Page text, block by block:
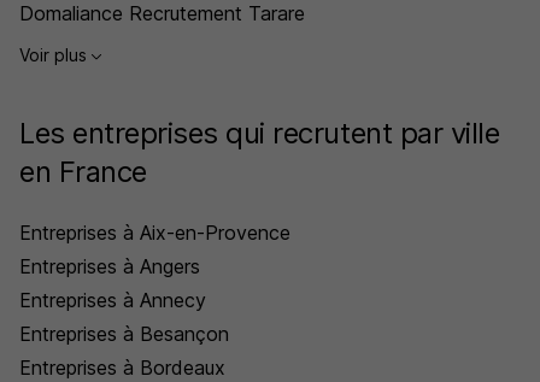
Domaliance Recrutement Tarare
Voir plus
Les entreprises qui recrutent par ville
en France
Entreprises à Aix-en-Provence
Entreprises à Angers
Entreprises à Annecy
Entreprises à Besançon
Entreprises à Bordeaux